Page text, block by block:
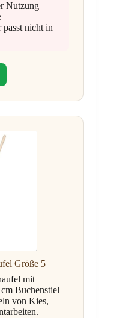
Nutzung
nicht in
Größe 5
mit
Buchenstiel –
von Kies,